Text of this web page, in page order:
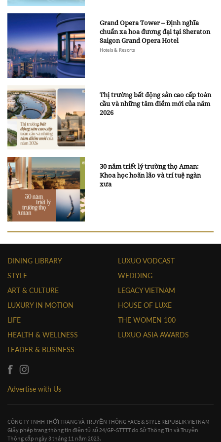
Grand Opera Tower – Định nghĩa
chuẩn xa hoa đương đại tại Sheraton
Saigon Grand Opera Hotel
Hotels & Resorts
Thị trường bất động sản cao cấp toàn
cầu và những tâm điểm mới của năm
2026
30 năm triết lý trường thọ Aman:
Khoa học hoãn lão và trí tuệ ngàn
xưa
DINING LIBRARY
STYLE
ART & CULTURE
LUXURY IN MOTION
LIFE
HEALTH & WELLNESS
LEADER & BUSINESS
LUXUO VODCAST
WEDDING
LEGACY VIETNAM
HOUSE OF LUXE
THE WOMEN 100
LUXUO ASIA AWARDS
Advertise with Us
CÔNG TY TNHH THỜI TRANG VÀ TRUYỀN THÔNG FACE & STYLE REPUBLIK VIETNAM
Giấy phép trang thông tin điện tử số 24/GP-STTTT do Sở Thông Tin và Truyền
Thông cấp ngày 3 tháng 11 năm 2023.